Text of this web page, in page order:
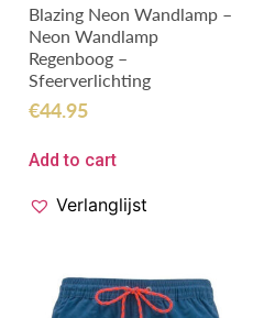
Blazing Neon Wandlamp –
Neon Wandlamp
Regenboog –
Sfeerverlichting
€44.95
Add to cart
Verlanglijst